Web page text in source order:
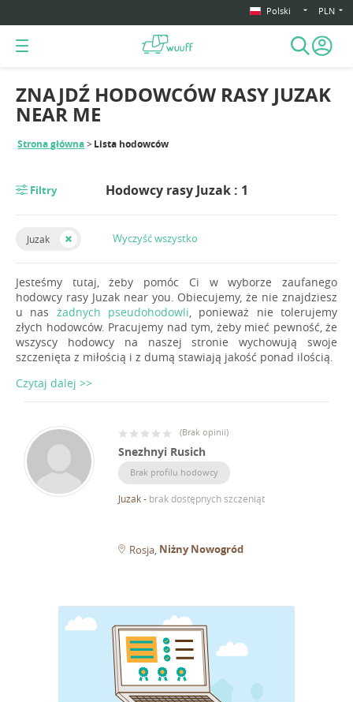
Polski PLN
Strona główna Lista hodowców
ZNAJDŹ HODOWCÓW RASY JUZAK
NEAR ME
Filtry Hodowcy rasy Juzak : 1
Juzak Wyczyść wszystko
Jesteśmy tutaj, żeby pomóc Ci w wyborze zaufanego
hodowcy rasy Juzak near you. Obiecujemy, że nie znajdziesz
u nas żadnych pseudohodowli , ponieważ nie tolerujemy
złych hodowców. Pracujemy nad tym, żeby mieć pewność, że
wszyscy hodowcy na naszej stronie wychowują swoje
szczenięta z miłością i z dumą stawiają jakość ponad ilością.
Czytaj dalej >>
(Brak opinii)
Snezhnyi Rusich
Brak profilu hodowcy
Juzak- brak dostępnych szczeniąt
Rosja Niżny Nowogród